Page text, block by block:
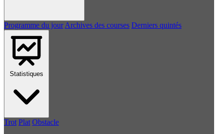
Programme du jour Archives des courses Derniers quintés
Statistiques
Trot Plat Obstacle